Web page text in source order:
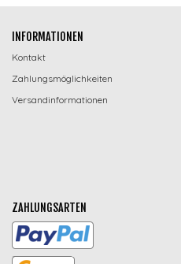
INFORMATIONEN
Kontakt
Zahlungsmöglichkeiten
Versandinformationen
ZAHLUNGSARTEN